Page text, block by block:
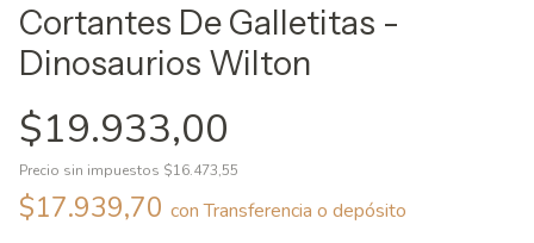
Cortantes De Galletitas -
Dinosaurios Wilton
$19.933,00
Precio sin impuestos $16.473,55
$17.939,70 con Transferencia o depósito